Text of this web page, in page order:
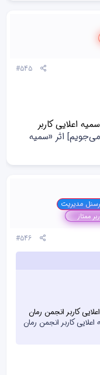
#545
اعلایی کاربر
اثر «سمیه
مدیریت
ممتاز
#546
کاربر انجمن رمان
کاربر انجمن رمان